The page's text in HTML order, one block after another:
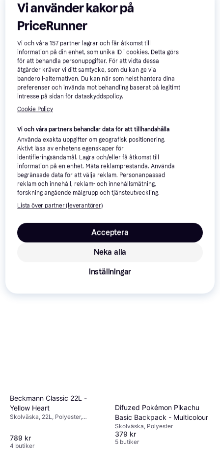
Euromic Minecraft Backpack
- Grön/Svart
Skolväska
329 kr386 kr
9 butiker
Pokémon Pikachu Backpack
238 kr298 kr
1 butik
adidas Logo Ryggsäck -
Skolväska, 11.5L, Polyester,
Bröstrem
209 kr
Trendande
Skolväska, 22L, Polyester,
Bröstrem, Höftrem, Regnskydd
599 kr
3 butiker
Beckmann Classic 22L -
Yellow Heart
Skolväska, 22L, Polyester,
789 kr
4 butiker
Difuzed Pokémon Pikachu
Basic Backpack - Multicolour
Skolväska, Polyester
379 kr
5 butiker
Vi använder kakor på
PriceRunner
Vi och våra157 partner lagrar och får åtkomst till
information på din enhet, som unika ID i cookies. Detta görs
för att behandla personuppgifter. För att vidta dessa
åtgärder kräver vi ditt samtycke, som du kan ge via
banderoll-alternativen. Du kan när som helst hantera dina
preferenser och invända mot behandling baserat på legitimt
intresse på sidan för dataskyddspolicy.
Cookie Policy
Vi och våra partners behandlar data för att tillhandahålla
Använda exakta uppgifter om geografisk positionering.
Aktivt läsa av enhetens egenskaper för
identifieringsändamål. Lagra och/eller få åtkomst till
information på en enhet. Mäta reklamprestanda. Använda
begränsade data för att välja reklam. Personanpassad
reklam och innehåll, reklam- och innehållsmätning,
forskning angående målgrupp och tjänsteutveckling.
Lista över partner (leverantörer)
Neka alla
Acceptera
Inställningar